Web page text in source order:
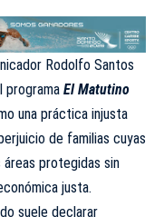
Rodolfo Santos
programa El Matutino
una práctica injusta
de familias cuyas
áreas protegidas sin
justa.
suele declarar